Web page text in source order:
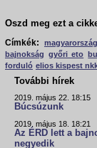
Oszd meg ezt a
Címkék:
magyarország
bajnokság győri eto
forduló elios kispest
További hírek
2019. május 22. 18:15
Búcsúzunk
2019. május 18. 18:21
Az ÉRD lett a
negyedik